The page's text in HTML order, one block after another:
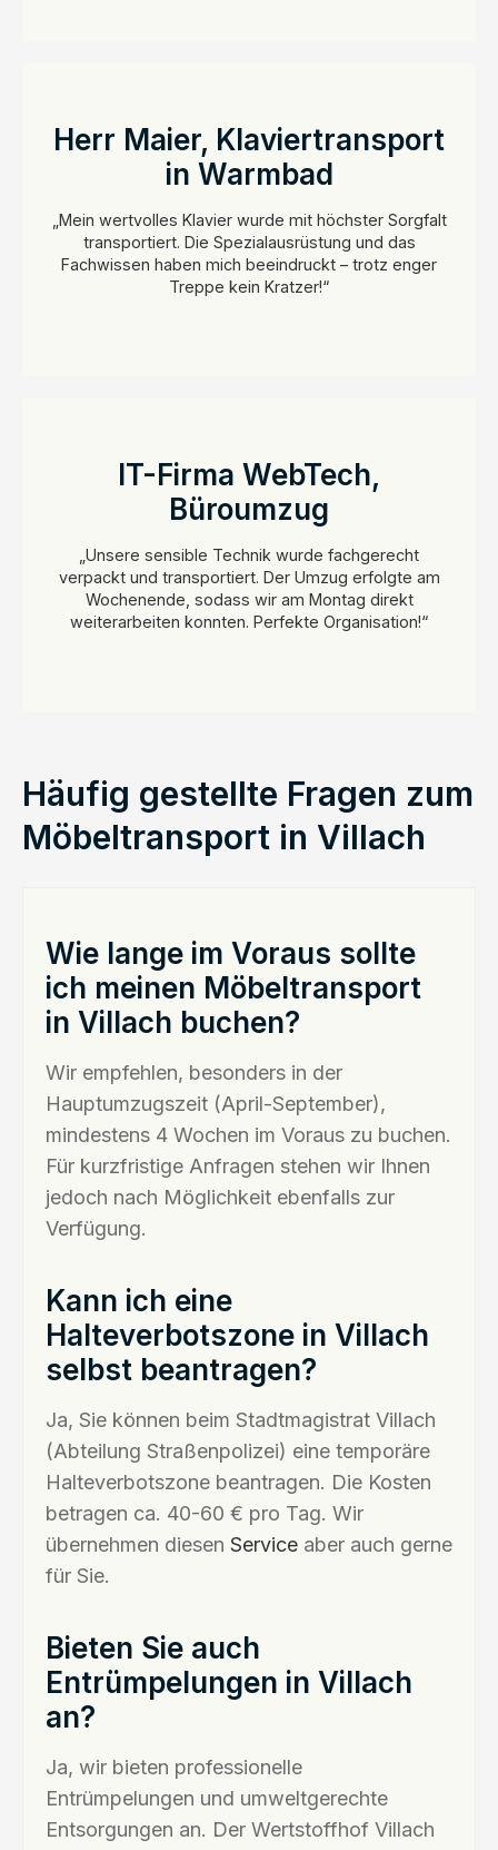
Herr Maier, Klaviertransport
in Warmbad
„Mein wertvolles Klavier wurde mit höchster Sorgfalt
transportiert. Die Spezialausrüstung und das
Fachwissen haben mich beeindruckt – trotz enger
Treppe kein Kratzer!“
IT-Firma WebTech,
Büroumzug
„Unsere sensible Technik wurde fachgerecht
verpackt und transportiert. Der Umzug erfolgte am
Wochenende, sodass wir am Montag direkt
weiterarbeiten konnten. Perfekte Organisation!“
Häufig gestellte Fragen zum
Möbeltransport in Villach
Wie lange im Voraus sollte
ich meinen Möbeltransport
in Villach buchen?
Wir empfehlen, besonders in der
Hauptumzugszeit (April-September),
mindestens 4 Wochen im Voraus zu buchen.
Für kurzfristige Anfragen stehen wir Ihnen
jedoch nach Möglichkeit ebenfalls zur
Verfügung.
Kann ich eine
Halteverbotszone in Villach
selbst beantragen?
Ja, Sie können beim Stadtmagistrat Villach
(Abteilung Straßenpolizei) eine temporäre
Halteverbotszone beantragen. Die Kosten
betragen ca. 40-60 € pro Tag. Wir
übernehmen diesen Service aber auch gerne
für Sie.
Bieten Sie auch
Entrümpelungen in Villach
an?
Ja, wir bieten professionelle
Entrümpelungen und umweltgerechte
Entsorgungen an. Der Wertstoffhof Villach